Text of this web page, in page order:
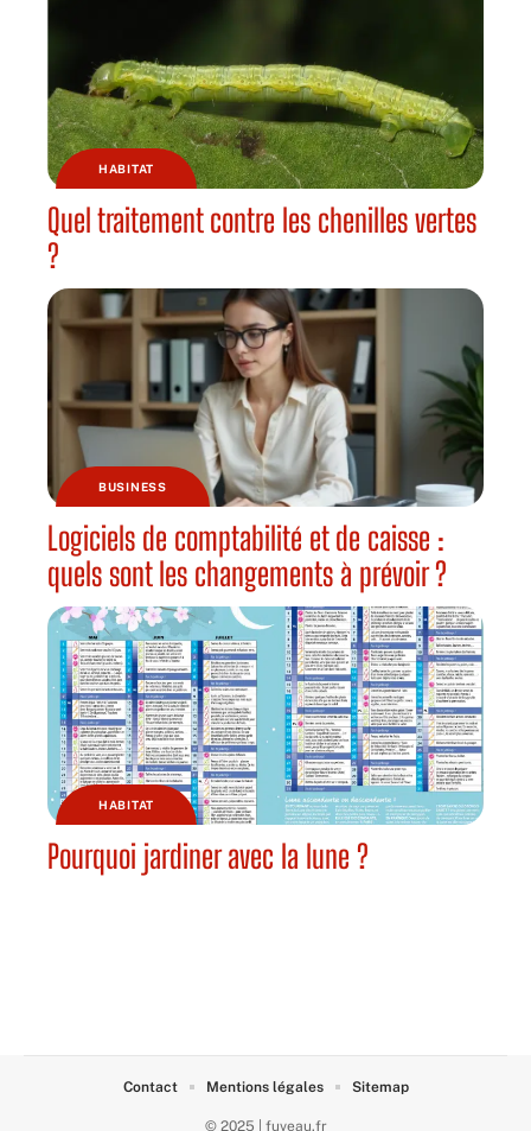
HABITAT
Quel traitement contre les chenilles vertes
?
BUSINESS
Logiciels de comptabilité et de caisse :
quels sont les changements à prévoir ?
HABITAT
Pourquoi jardiner avec la lune ?
© 2025 | fuveau.fr
Contact Mentions légales Sitemap